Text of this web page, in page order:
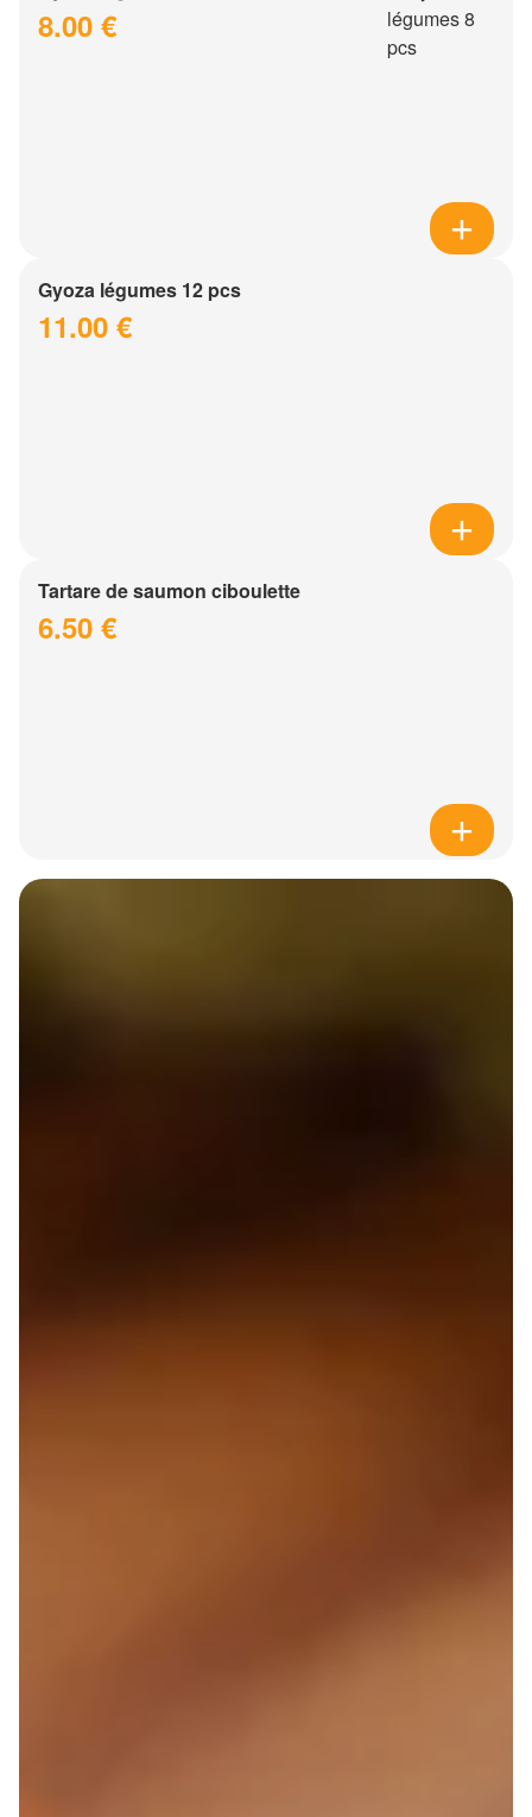
8.00 €
Gyoza légumes 12 pcs
11.00 €
Tartare de saumon ciboulette
6.50 €